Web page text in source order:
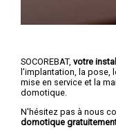
SOCOREBAT, votre
l'implantation, la pose,
mise en service et la
domotique.
N'hésitez pas à nous
domotique